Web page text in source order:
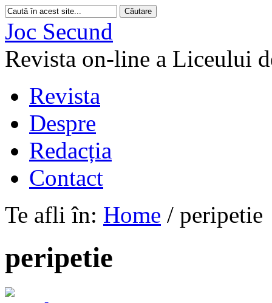
Joc Secund
Revista on-line a Liceului
Revista
Despre
Redacția
Contact
Te afli în: Home / peripetie
peripetie